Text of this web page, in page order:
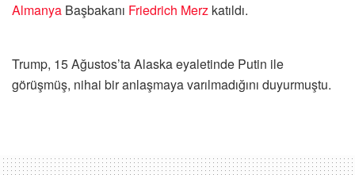
Almanya Başbakanı Friedrich Merz katıldı.
Trump, 15 Ağustos’ta Alaska eyaletinde Putin ile
görüşmüş, nihai bir anlaşmaya varılmadığını duyurmuştu.